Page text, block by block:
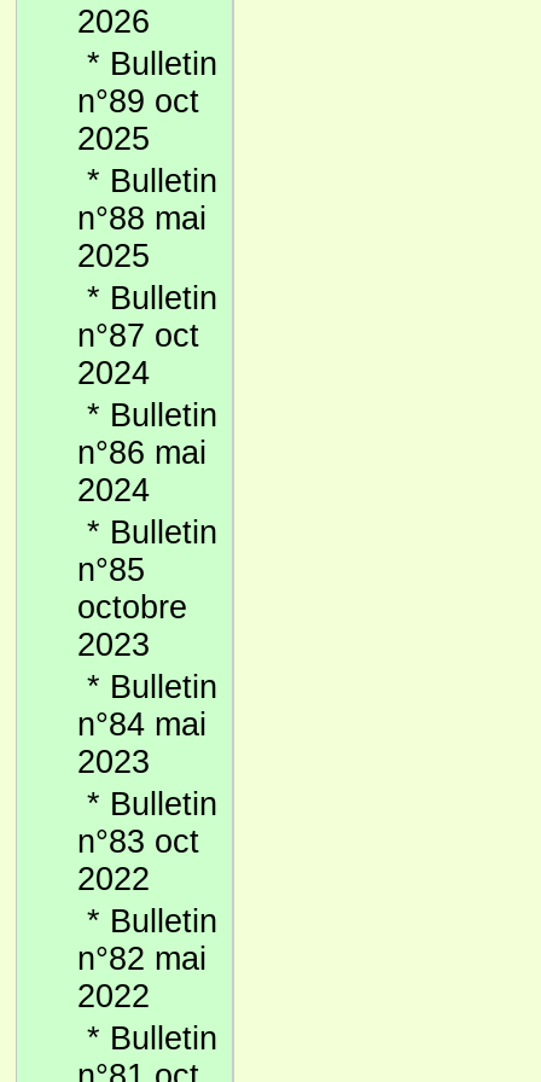
2026
* Bulletin
n°89 oct
2025
* Bulletin
n°88 mai
2025
* Bulletin
n°87 oct
2024
* Bulletin
n°86 mai
2024
* Bulletin
n°85
octobre
2023
* Bulletin
n°84 mai
2023
* Bulletin
n°83 oct
2022
* Bulletin
n°82 mai
2022
* Bulletin